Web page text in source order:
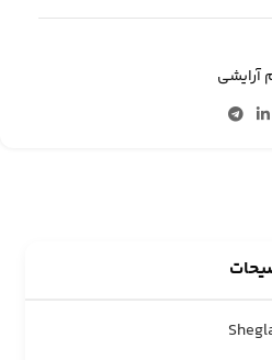
آرایشی